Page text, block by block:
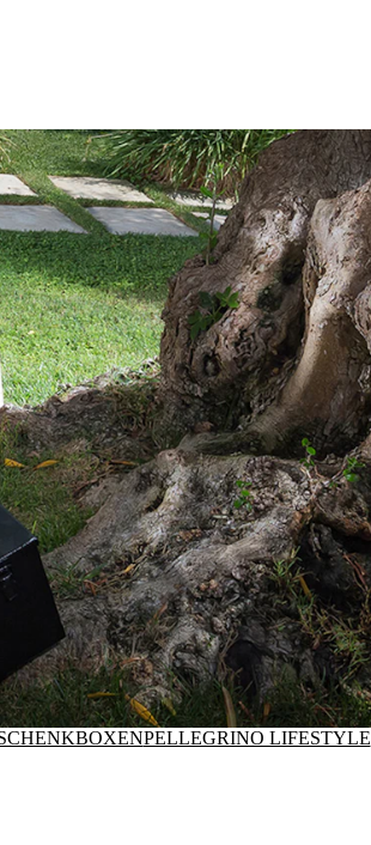
PELLEGRINO LIFESTYLE